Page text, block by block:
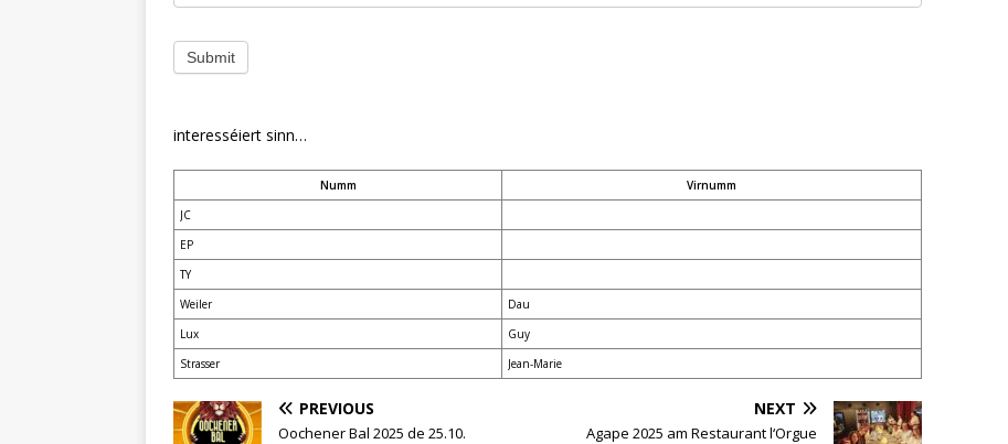
Submit
interesséiert sinn…
Numm
Virnumm
JC
EP
TY
Weiler
Dau
Lux
Guy
Strasser
Jean-Marie
PREVIOUS
Oochener Bal 2025 de 25.10.
NEXT
Agape 2025 am Restaurant l‘Orgue